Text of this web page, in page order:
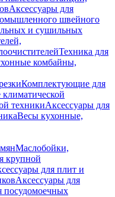
Аксессуары для
швейного
и сушильных
Техника для
комбайны,
Комплектующие для
техникиАксессуары для
Весы кухонные,
Маслобойки,
крупной
для плит и
Аксессуары для
посудомоечных